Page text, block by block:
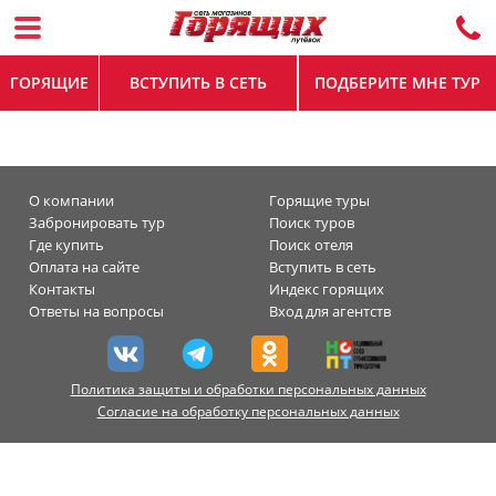
ГОРЯЩИЕ ВСТУПИТЬ В СЕТЬ ПОДБЕРИТЕ МНЕ ТУР
О компании
Горящие туры
Забронировать тур
Поиск туров
Где купить
Поиск отеля
Оплата на сайте
Вступить в сеть
Контакты
Индекс горящих
Ответы на вопросы
Вход для агентств
Политика защиты и обработки персональных данных
Согласие на обработку персональных данных